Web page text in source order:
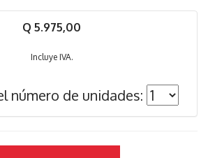
Q 5.975,00
Incluye IVA.
número de unidades: